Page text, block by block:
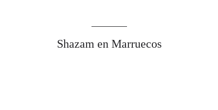
Shazam en Marruecos